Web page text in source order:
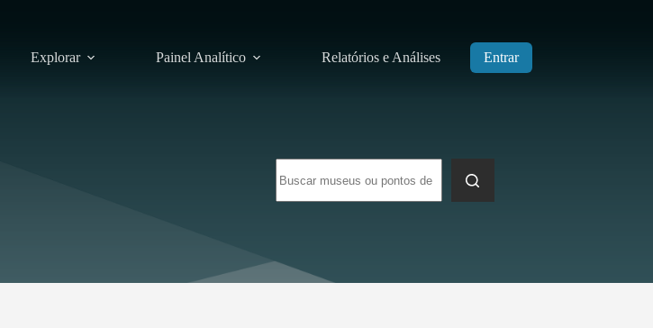
Explorar Painel Analítico Relatórios e Análises Entrar
resultados